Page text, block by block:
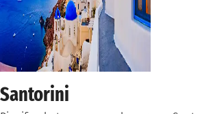
Santorini